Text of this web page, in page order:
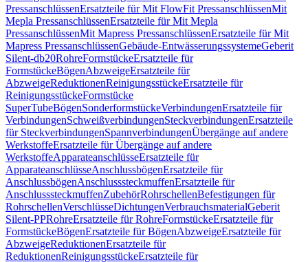
PressanschlüssenErsatzteile für Mit FlowFit PressanschlüssenMit
Mepla PressanschlüssenErsatzteile für Mit Mepla
PressanschlüssenMit Mapress PressanschlüssenErsatzteile für Mit
Mapress PressanschlüssenGebäude-EntwässerungssystemeGeberit
Silent-db20RohreFormstückeErsatzteile für
FormstückeBögenAbzweigeErsatzteile für
AbzweigeReduktionenReinigungsstückeErsatzteile für
ReinigungsstückeFormstücke
SuperTubeBögenSonderformstückeVerbindungenErsatzteile für
VerbindungenSchweißverbindungenSteckverbindungenErsatzteile
für SteckverbindungenSpannverbindungenÜbergänge auf andere
WerkstoffeErsatzteile für Übergänge auf andere
WerkstoffeApparateanschlüsseErsatzteile für
ApparateanschlüsseAnschlussbögenErsatzteile für
AnschlussbögenAnschlusssteckmuffenErsatzteile für
AnschlusssteckmuffenZubehörRohrschellenBefestigungen für
RohrschellenVerschlüsseDichtungenVerbrauchsmaterialGeberit
Silent-PPRohreErsatzteile für RohreFormstückeErsatzteile für
FormstückeBögenErsatzteile für BögenAbzweigeErsatzteile für
AbzweigeReduktionenErsatzteile für
ReduktionenReinigungsstückeErsatzteile für